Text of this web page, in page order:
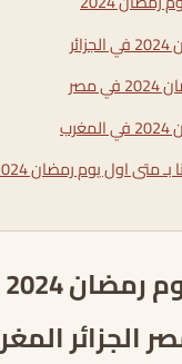
مصر
متى اول يوم رمضان 2024